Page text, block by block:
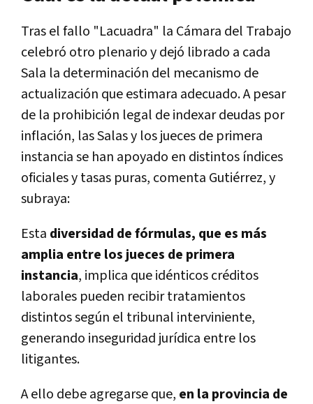
Tras el fallo "Lacuadra" la Cámara del Trabajo
celebró otro plenario y dejó librado a cada
Sala la determinación del mecanismo de
actualización que estimara adecuado. A pesar
de la prohibición legal de indexar deudas por
inflación, las Salas y los jueces de primera
instancia se han apoyado en distintos índices
oficiales y tasas puras, comenta Gutiérrez, y
subraya:
Esta diversidad de fórmulas, que es más
amplia entre los jueces de primera
instancia, implica que idénticos créditos
laborales pueden recibir tratamientos
distintos según el tribunal interviniente,
generando inseguridad jurídica entre los
litigantes.
A ello debe agregarse que, en la provincia de